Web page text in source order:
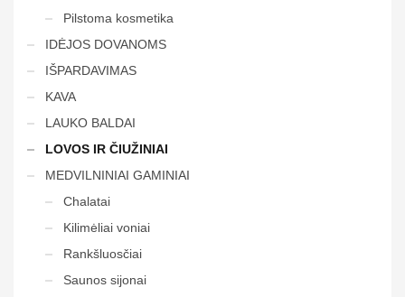
Pilstoma kosmetika
IDĖJOS DOVANOMS
IŠPARDAVIMAS
KAVA
LAUKO BALDAI
LOVOS IR ČIUŽINIAI
MEDVILNINIAI GAMINIAI
Chalatai
Kilimėliai voniai
Rankšluosčiai
Saunos sijonai